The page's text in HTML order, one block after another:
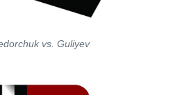
vs. Guliyev